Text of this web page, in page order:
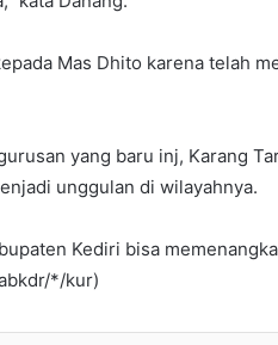
Mas Dhito karena telah
yang baru inj, Karang
unggulan di wilayahnya.
Kediri bisa
*/kur)